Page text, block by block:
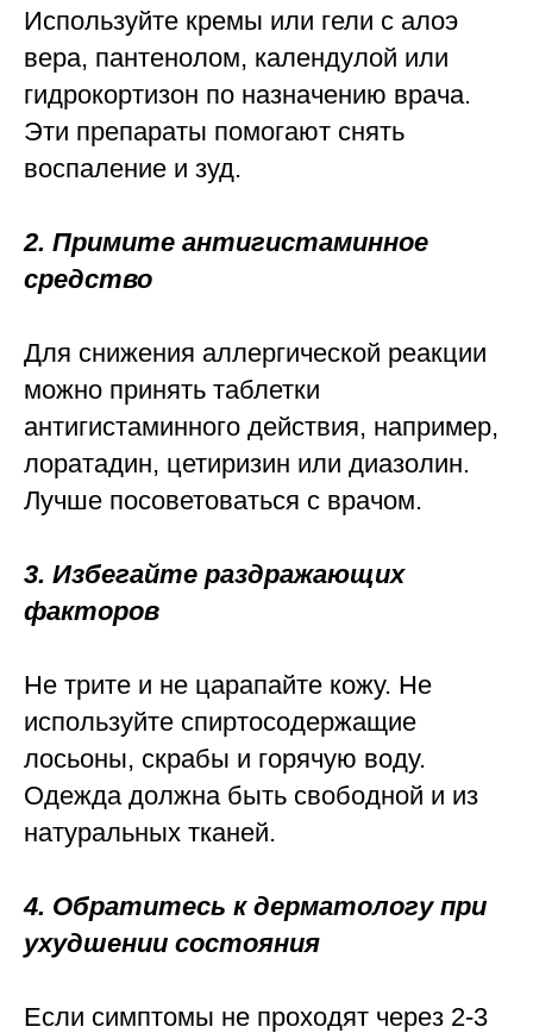
Используйте кремы или гели с алоэ
вера, пантенолом, календулой или
гидрокортизон по назначению врача.
Эти препараты помогают снять
воспаление и зуд.
2. Примите антигистаминное
средство
Для снижения аллергической реакции
можно принять таблетки
антигистаминного действия, например,
лоратадин, цетиризин или диазолин.
Лучше посоветоваться с врачом.
3. Избегайте раздражающих
факторов
Не трите и не царапайте кожу. Не
используйте спиртосодержащие
лосьоны, скрабы и горячую воду.
Одежда должна быть свободной и из
натуральных тканей.
4. Обратитесь к дерматологу при
ухудшении состояния
Если симптомы не проходят через 2-3